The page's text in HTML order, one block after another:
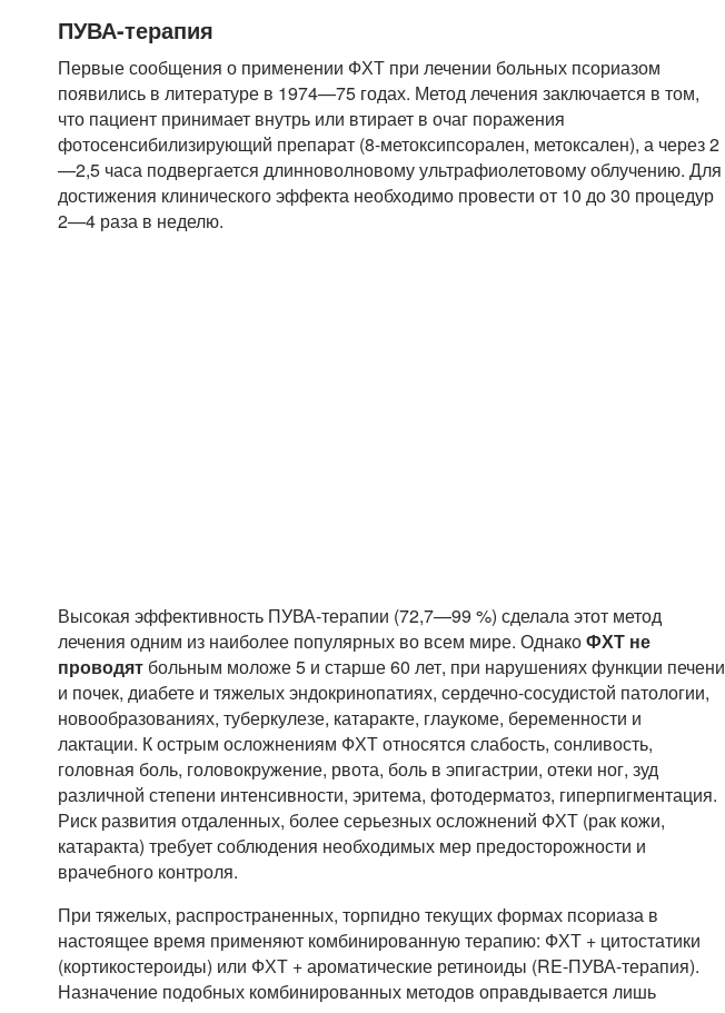
ПУВА-терапия
Первые сообщения о применении ФХТ при лечении больных псориазом
появились в литературе в 1974—75 годах. Метод лечения заключается в том,
что пациент принимает внутрь или втирает в очаг поражения
фотосенсибилизирующий препарат (8-метоксипсорален, метоксален), а через 2
—2,5 часа подвергается длинноволновому ультрафиолетовому облучению. Для
достижения клинического эффекта необходимо провести от 10 до 30 процедур
2—4 раза в неделю.
Высокая эффективность ПУВА-терапии (72,7—99 %) сделала этот метод
лечения одним из наиболее популярных во всем мире. ОднакоФХТ не
проводят больным моложе 5 и старше 60 лет, при нарушениях функции печени
и почек, диабете и тяжелых эндокринопатиях, сердечно-сосудистой патологии,
новообразованиях, туберкулезе, катаракте, глаукоме, беременности и
лактации. К острым осложнениям ФХТ относятся слабость, сонливость,
головная боль, головокружение, рвота, боль в эпигастрии, отеки ног, зуд
различной степени интенсивности, эритема, фотодерматоз, гиперпигментация.
Риск развития отдаленных, более серьезных осложнений ФХТ (рак кожи,
катаракта) требует соблюдения необходимых мер предосторожности и
врачебного контроля.
При тяжелых, распространенных, торпидно текущих формах псориаза в
настоящее время применяют комбинированную терапию: ФХТ + цитостатики
(кортикостероиды) или ФХТ + ароматические ретиноиды (RE-ПУВА-терапия).
Назначение подобных комбинированных методов оправдывается лишь